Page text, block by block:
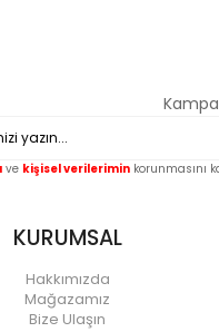
ve kişisel verilerimin korunmasını
KURUMSAL
Hakkımızda
Mağazamız
Bize Ulaşın